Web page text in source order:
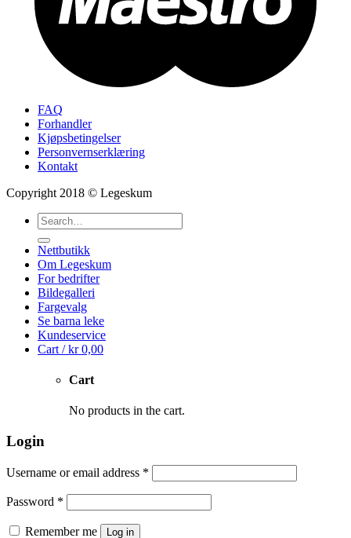
FAQ
Forhandler
Kjøpsbetingelser
Personvernserklæring
Kontakt
Copyright 2018 © Legeskum
Search
for:
Nettbutikk
Om Legeskum
For bedrifter
Bildegalleri
Fargevalg
Se barna leke
Kundeservice
Cart /kr0,00
Cart
No products in the cart.
Login
Username or email address *
Password *
Remember me Log in